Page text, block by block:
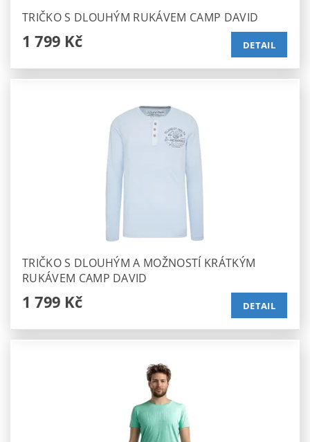
TRIČKO S DLOUHÝM RUKÁVEM CAMP DAVID
1 799 Kč DETAIL
TRIČKO S DLOUHÝM A MOŽNOSTÍ KRÁTKÝM
RUKÁVEM CAMP DAVID
1 799 Kč DETAIL